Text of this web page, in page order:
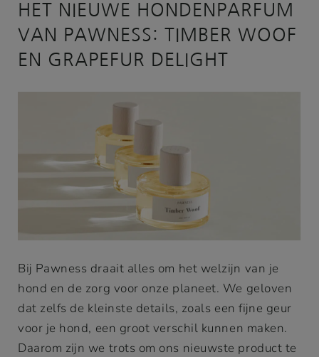
HET NIEUWE HONDENPARFUM
VAN PAWNESS: TIMBER WOOF
EN GRAPEFUR DELIGHT
Bij Pawness draait alles om het welzijn van je
hond en de zorg voor onze planeet. We geloven
dat zelfs de kleinste details, zoals een fijne geur
voor je hond, een groot verschil kunnen maken.
Daarom zijn we trots om ons nieuwste product te